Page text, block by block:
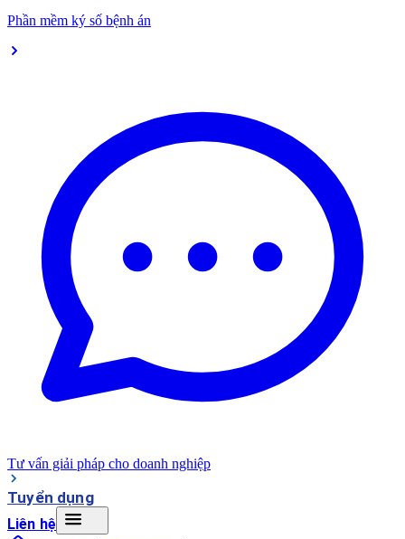
Phần mềm ký số bệnh án
Tư vấn giải pháp cho doanh nghiệp
Tuyển dụng
Liên hệ